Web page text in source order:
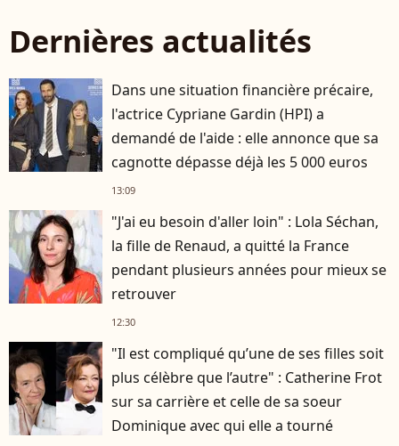
Dernières actualités
Dans une situation financière précaire,
l'actrice Cypriane Gardin (HPI) a
demandé de l'aide : elle annonce que sa
cagnotte dépasse déjà les 5 000 euros
13:09
"J'ai eu besoin d'aller loin" : Lola Séchan,
la fille de Renaud, a quitté la France
pendant plusieurs années pour mieux se
retrouver
12:30
"Il est compliqué qu’une de ses filles soit
plus célèbre que l’autre" : Catherine Frot
sur sa carrière et celle de sa soeur
Dominique avec qui elle a tourné